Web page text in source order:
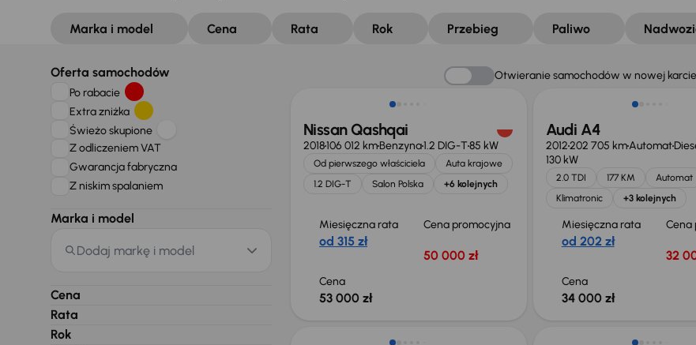
Marka i model Cena Rata Rok Przebieg Paliwo
Oferta samochodów
Po rabacie
Extra zniżka
Świeżo skupione
Z odliczeniem VAT
Gwarancja fabryczna
Z niskim spalaniem
Marka i model
Dodaj markę i model
Cena
Rata
Rok
Otwieranie samochodów w nowej karcie
Nissan Qashqai
2018106 012 kmBenzyna1.2 DIG-T85 kW
Od pierwszego właściciela
Auta krajowe
1.2 DIG-T
Salon Polska +6 kolejnych
Miesięczna rata
od 315 zł
Cena promocyjna
50 000 zł
Cena
53 000 zł
Audi A4
2012202 705 kmAutomat
130 kW
2.0 TDI 177 KM
Automat
Klimatronic
+3 kolejnych
Miesięczna rata
od 202 zł
Cena
32
Cena
34 000 zł